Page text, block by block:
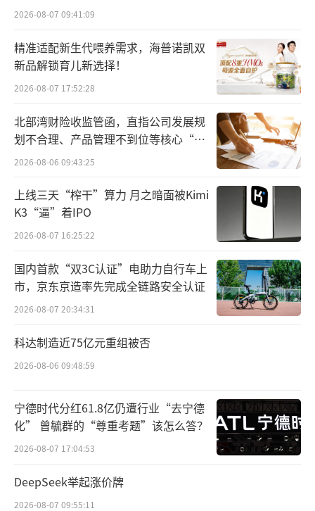
某家刚开放了MCP服务的负责人告诉我
们，在MCP出来以前，客户想要深度使用一款A
I产品功能，只能选用SaaS工具。但对很多具有
行业know how的客户来说，通用SaaS欠缺了
一些深度能力。
API的方式集成到系统里。现在推出MCP服务
后，只要一个支持标准MCP协议的Agent，就
钱”。
未来，为了扩大MCP服务的声量，该负责
人表示，他们会考虑开源和上架阿里、百度模
型服务平台。看重的指标有两个：大厂的流量
2026-08-07 09:41:09
精准适配新生代喂养需求，海普诺凯双
新品解锁育儿新选择！
2026-08-07 17:52:28
北部湾财险收监管函，直指公司发展规
划不合理、产品管理不到位等核心“痛
点”
2026-08-06 09:43:25
上线三天“榨干”算力 月之暗面被Kimi
K3“逼”着IPO
2026-08-07 16:25:22
国内首款“双3C认证”电助力自行车上
市，京东京造率先完成全链路安全认证
2026-08-07 20:34:31
科达制造近75亿元重组被否
2026-08-06 09:48:59
宁德时代分红61.8亿仍遭行业“去宁德
化” 曾毓群的“尊重考题”该怎么答？
2026-08-07 17:04:53
DeepSeek举起涨价牌
2026-08-07 09:55:11